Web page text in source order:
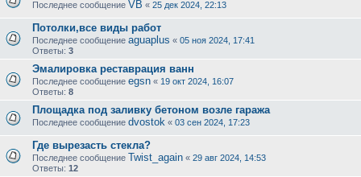
Последнее сообщение VB « 25 дек 2024, 22:13
Потолки,все виды работ
Последнее сообщение aguaplus « 05 ноя 2024, 17:41
Ответы: 3
Эмалировка реставрация ванн
Последнее сообщение egsn « 19 окт 2024, 16:07
Ответы: 8
Площадка под заливку бетоном возле гаража
Последнее сообщение dvostok « 03 сен 2024, 17:23
Где вырезасть стекла?
Последнее сообщение Twist_again « 29 авг 2024, 14:53
Ответы: 12